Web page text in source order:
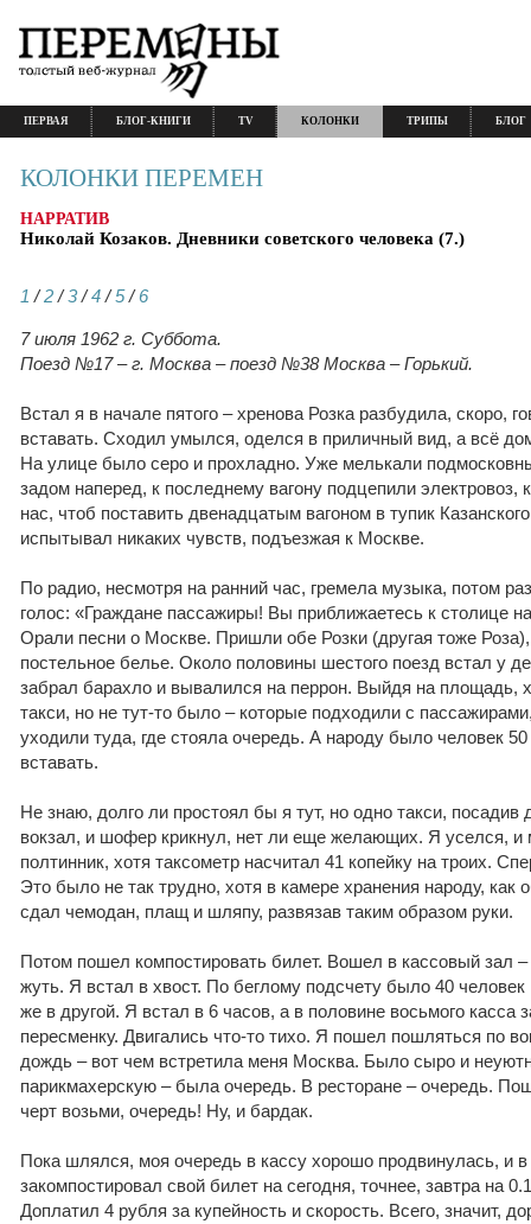
ПЕРВАЯ БЛОГ-КНИГИ TV КОЛОНКИ ТРИПЫ БЛОГ
КОЛОНКИ ПЕРЕМЕН
НАРРАТИВ
Николай Козаков. Дневники советского человека (7.)
1 /2/3/4/5/6
7 июля 1962 г. Суббота.
Поезд №17 – г. Москва – поезд №38 Москва – Горький.
Встал я в начале пятого – хренова Розка разбудила, скоро,
вставать. Сходил умылся, оделся в приличный вид, а всё
На улице было серо и прохладно. Уже мелькали
задом наперед, к последнему вагону подцепили электровоз,
нас, чтоб поставить двенадцатым вагоном в тупик
испытывал никаких чувств, подъезжая к Москве.
По радио, несмотря на ранний час, гремела музыка, потом
голос: «Граждане пассажиры! Вы приближаетесь к столице
Орали песни о Москве. Пришли обе Розки (другая тоже
постельное белье. Около половины шестого поезд встал у
забрал барахло и вывалился на перрон. Выйдя на площадь,
такси, но не тут-то было – которые подходили с
уходили туда, где стояла очередь. А народу было человек
вставать.
Не знаю, долго ли простоял бы я тут, но одно такси, посадив
вокзал, и шофер крикнул, нет ли еще желающих. Я уселся,
полтинник, хотя таксометр насчитал 41 копейку на троих.
Это было не так трудно, хотя в камере хранения народу,
сдал чемодан, плащ и шляпу, развязав таким образом руки.
Потом пошел компостировать билет. Вошел в кассовый зал
жуть. Я встал в хвост. По беглому подсчету было 40 человек
же в другой. Я встал в 6 часов, а в половине восьмого касса
пересменку. Двигались что-то тихо. Я пошел пошляться по
дождь – вот чем встретила меня Москва. Было сыро и
парикмахерскую – была очередь. В ресторане – очередь.
черт возьми, очередь! Ну, и бардак.
Пока шлялся, моя очередь в кассу хорошо продвинулась, и в
закомпостировал свой билет на сегодня, точнее, завтра на
Доплатил 4 рубля за купейность и скорость. Всего, значит,